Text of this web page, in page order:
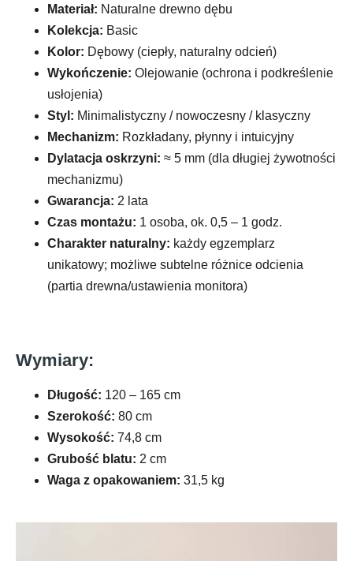
Materiał: Naturalne drewno dębu
Kolekcja: Basic
Kolor: Dębowy (ciepły, naturalny odcień)
Wykończenie: Olejowanie (ochrona i podkreślenie
usłojenia)
Styl: Minimalistyczny / nowoczesny / klasyczny
Mechanizm: Rozkładany, płynny i intuicyjny
Dylatacja oskrzyni: ≈ 5 mm (dla długiej żywotności
mechanizmu)
Gwarancja: 2 lata
Czas montażu: 1 osoba, ok. 0,5 – 1 godz.
Charakter naturalny: każdy egzemplarz
unikatowy; możliwe subtelne różnice odcienia
(partia drewna/ustawienia monitora)
Wymiary:
Długość: 120 – 165 cm
Szerokość: 80 cm
Wysokość: 74,8 cm
Grubość blatu: 2 cm
Waga z opakowaniem: 31,5 kg